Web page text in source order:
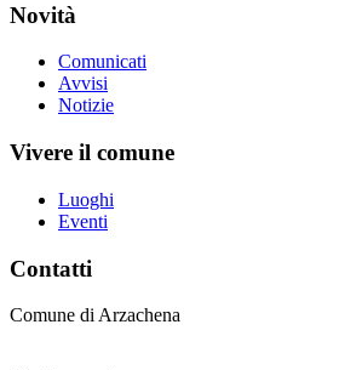
Novità
Comunicati
Avvisi
Notizie
Vivere il comune
Luoghi
Eventi
Contatti
Comune di Arzachena